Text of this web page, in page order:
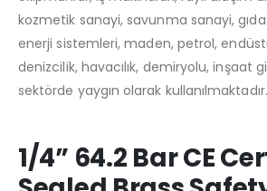
kozmetik sanayi, savunma sanayi,
enerji sistemleri, maden, petrol,
denizcilik, havacılık, demiryolu, inşaat
sektörde yaygın olarak kullanılmaktadır.
1/4” 64.2 Bar CE